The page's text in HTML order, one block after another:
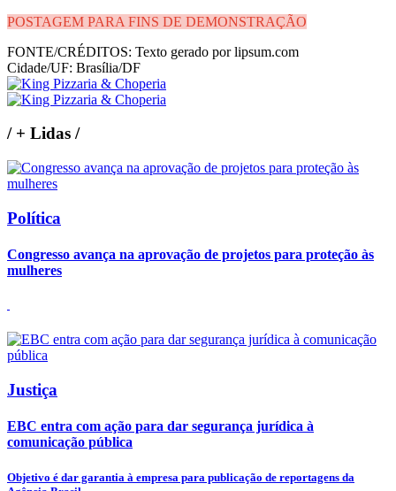
POSTAGEM PARA FINS DE DEMONSTRAÇÃO
FONTE/CRÉDITOS: Texto gerado por lipsum.com
Cidade/UF: Brasília/DF
/+ Lidas /
Política
Congresso avança na aprovação de projetos para proteção às
mulheres
Justiça
EBC entra com ação para dar segurança jurídica à
comunicação pública
Objetivo é dar garantia à empresa para publicação de reportagens da